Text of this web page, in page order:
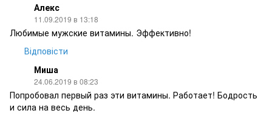
Алекс
11.09.2019 в 13:18
Любимые мужские витамины. Эффективно!
Відповісти
Миша
24.06.2019 в 08:23
Попробовал первый раз эти витамины. Работает! Бодрость
и сила на весь день.